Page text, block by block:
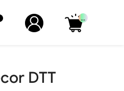
...
DTT